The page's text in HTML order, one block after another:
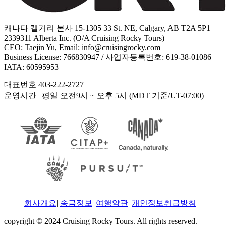
캐나다 캘거리 본사 15-1305 33 St. NE, Calgary, AB T2A 5P1
2339311 Alberta Inc. (O/A Cruising Rocky Tours)
CEO: Taejin Yu, Email: info@cruisingrocky.com
Business License: 766830947 / 사업자등록번호: 619-38-01086
IATA: 60595953
대표번호 403-222-2727
운영시간 | 평일 오전9시 ~ 오후 5시 (MDT 기준/UT-07:00)
회사개요| 송금정보 | 여행약관| 개인정보취급방침
copyright © 2024 Cruising Rocky Tours. All rights reserved.